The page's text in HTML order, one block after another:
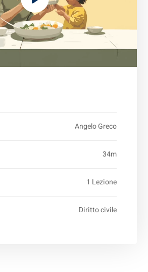
Angelo Greco
34m
1 Lezione
Diritto civile